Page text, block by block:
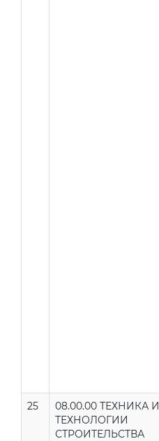
25
08.00.00 ТЕХНИКА И
ТЕХНОЛОГИИ
СТРОИТЕЛЬСТВА